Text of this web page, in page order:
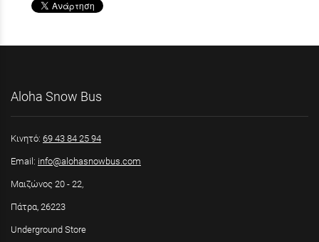
Aloha Snow Bus
Κινητό: 69 43 84 25 94
Email: info@alohasnowbus.com
Μαιζώνος 20 - 22,
Πάτρα, 26223
Underground Store